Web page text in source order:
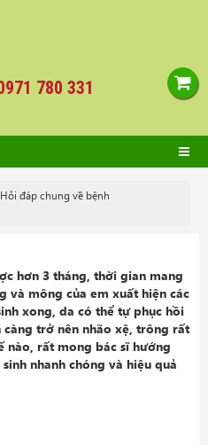
780 331
Hỏi đáp chung về bệnh
hơn 3 tháng, thời gian mang
và mông của em xuất hiện các
xong, da có thể tự phục hồi
trở nên nhão xệ, trông rất
nào, rất mong bác sĩ hướng
nhanh chóng và hiệu quả